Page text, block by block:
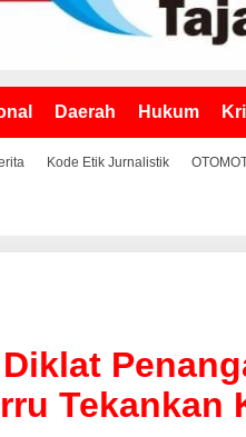
Daerah Hukum
Kode Etik Jurnalistik
Tekankan